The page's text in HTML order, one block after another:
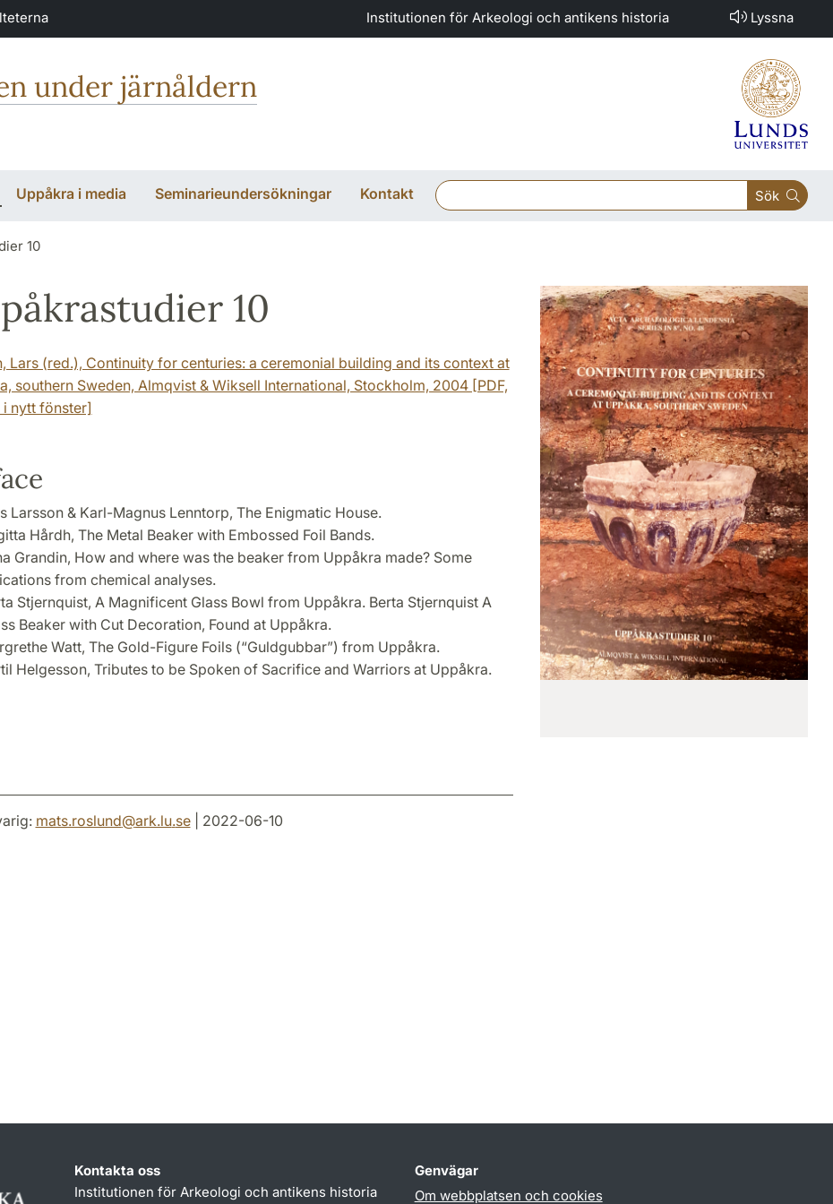
Institutionen för Arkeologi och antikens historia Lyssna
under järnåldern
Uppåkra i media Seminarieundersökningar Kontakt Sök
10
10
Lars (red.), Continuity for centuries: a ceremonial building and its context at
southern Sweden, Almqvist & Wiksell International, Stockholm, 2004 [PDF,
nytt fönster]
Larsson & Karl-Magnus Lenntorp, The Enigmatic House.
Hårdh, The Metal Beaker with Embossed Foil Bands.
Grandin, How and where was the beaker from Uppåkra made? Some
from chemical analyses.
Stjernquist, A Magnificent Glass Bowl from Uppåkra. Berta Stjernquist A
Beaker with Cut Decoration, Found at Uppåkra.
Watt, The Gold-Figure Foils (“Guldgubbar”) from Uppåkra.
Helgesson, Tributes to be Spoken of Sacrifice and Warriors at Uppåkra.
mats.roslund@ark.lu.se| 2022-06-10
Kontakta oss
Institutionen för Arkeologi och antikens historia
Genvägar
Om webbplatsen och cookies